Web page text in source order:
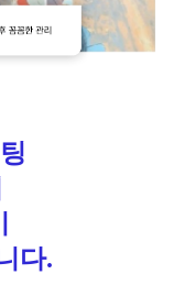
다.